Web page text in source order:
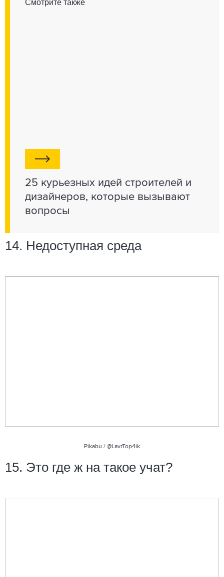
Смотрите также
25 курьезных идей строителей и
дизайнеров, которые вызывают
вопросы
14. Недоступная среда
Pikabu / @LavrTop4ik
15. Это где ж на такое учат?